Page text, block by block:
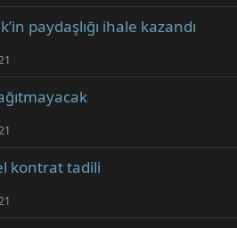
paydaşlığı ihale kazandı
kontrat tadili